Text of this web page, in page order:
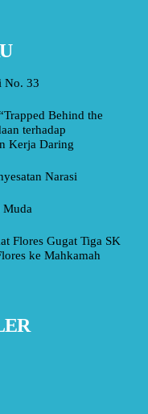
No. 33
Behind the
terhadap
Kerja Daring
Narasi
Flores Gugat Tiga SK
ke Mahkamah